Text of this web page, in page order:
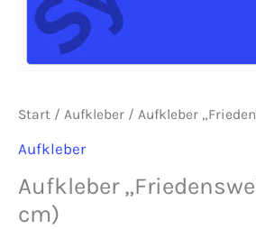
Start / Aufkleber / Aufkleber
Aufkleber
Aufkleber
cm)